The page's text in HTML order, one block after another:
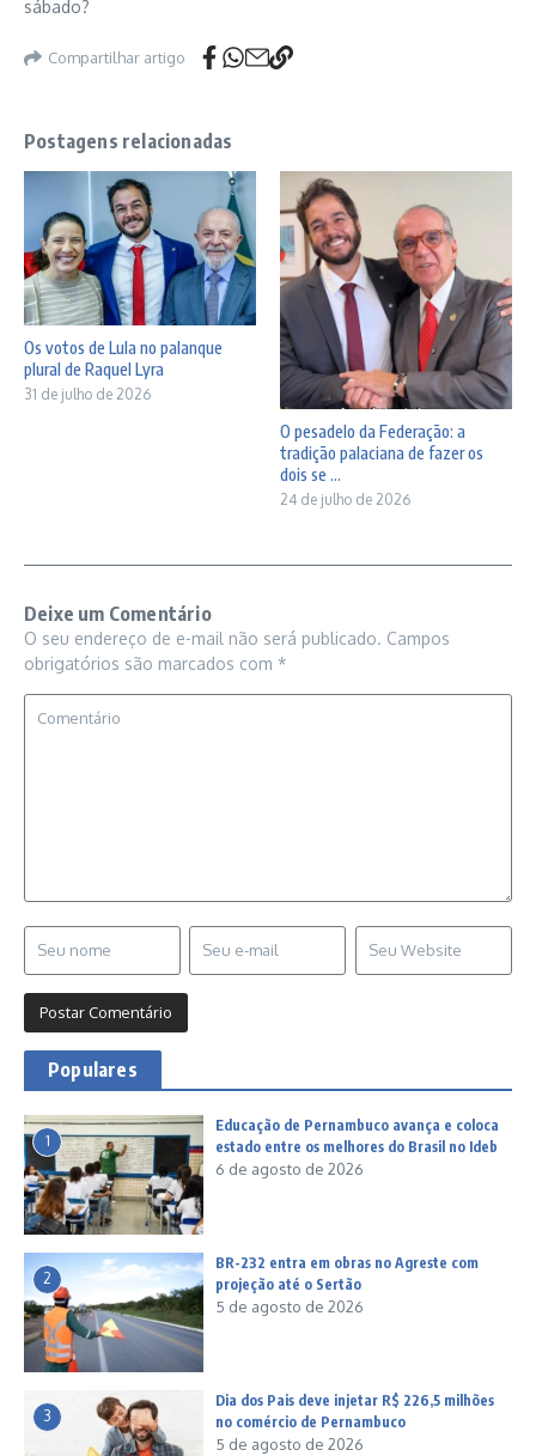
sábado?
Compartilhar artigo
Postagens relacionadas
Os votos de Lula no palanque
plural de Raquel Lyra
31 de julho de 2026
O pesadelo da Federação: a
tradição palaciana de fazer os
dois se ...
24 de julho de 2026
Deixe um Comentário
O seu endereço de e-mail não será publicado. Campos
obrigatórios são marcados com *
Populares
1
Educação de Pernambuco avança e coloca
estado entre os melhores do Brasil no Ideb
6 de agosto de 2026
2
BR-232 entra em obras no Agreste com
projeção até o Sertão
5 de agosto de 2026
3
Dia dos Pais deve injetar R$ 226,5 milhões
no comércio de Pernambuco
5 de agosto de 2026